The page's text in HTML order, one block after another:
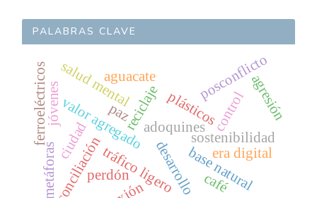
PALABRAS CLAVE
adoquines
reciclajeplásticos
tráfico ligero
paz
posconflicto
café
sostenibilidad
desarrollo
perdón
reconciliación
valor agregado
metáforas
salud mental
ferroeléctricos
base natural
aguacate
ciudad era digital
agresión
jóvenes control